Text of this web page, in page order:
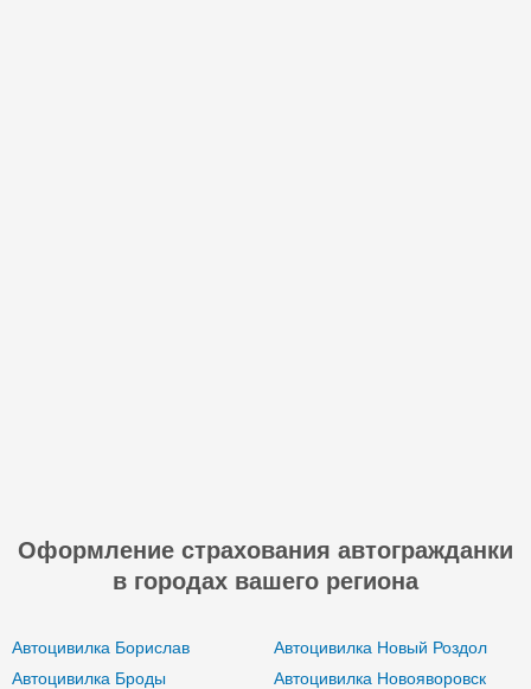
Оформление страхования автогражданки
в городах вашего региона
Автоцивилка Борислав
Автоцивилка Броды
Автоцивилка Новый Роздол
Автоцивилка Новояворовск